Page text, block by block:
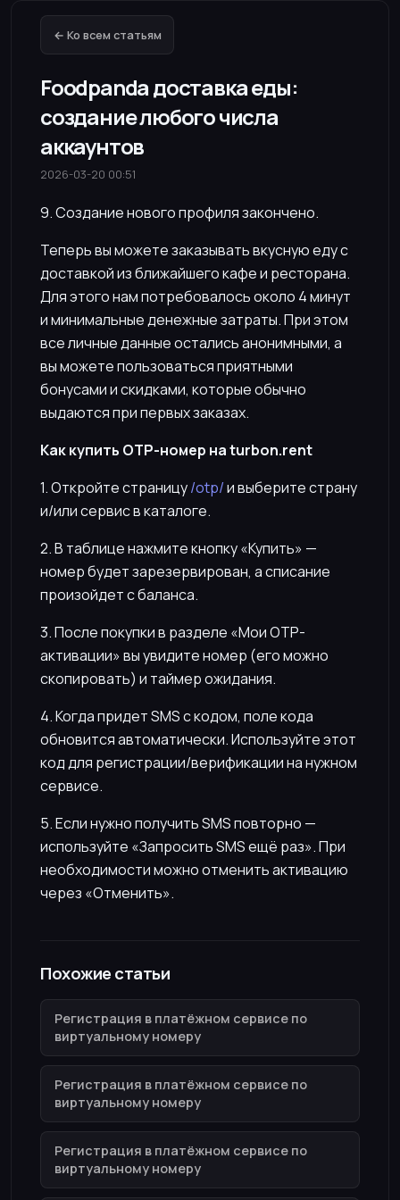
← Ко всем статьям
Foodpanda доставка еды:
создание любого числа
аккаунтов
2026-03-20 00:51
9. Создание нового профиля закончено.
Теперь вы можете заказывать вкусную еду с
доставкой из ближайшего кафе и ресторана.
Для этого нам потребовалось около 4 минут
и минимальные денежные затраты. При этом
все личные данные остались анонимными, а
вы можете пользоваться приятными
бонусами и скидками, которые обычно
выдаются при первых заказах.
Как купить OTP-номер на turbon.rent
1. Откройте страницу/otp/и выберите страну
и/или сервис в каталоге.
2. В таблице нажмите кнопку «Купить» —
номер будет зарезервирован, а списание
произойдет с баланса.
3. После покупки в разделе «Мои OTP-
активации» вы увидите номер (его можно
скопировать) и таймер ожидания.
4. Когда придет SMS с кодом, поле кода
обновится автоматически. Используйте этот
код для регистрации/верификации на нужном
сервисе.
5. Если нужно получить SMS повторно —
используйте «Запросить SMS ещё раз». При
необходимости можно отменить активацию
через «Отменить».
Похожие статьи
Регистрация в платёжном сервисе по
виртуальному номеру
Регистрация в платёжном сервисе по
виртуальному номеру
Регистрация в платёжном сервисе по
виртуальному номеру